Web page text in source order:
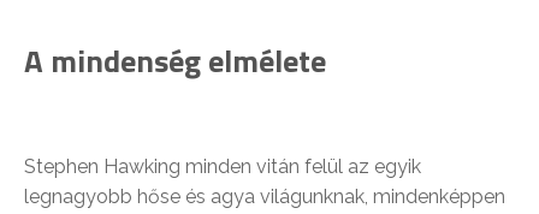
A mindenség elmélete
Stephen Hawking minden vitán felül az egyik
legnagyobb hőse és agya világunknak, mindenképpen